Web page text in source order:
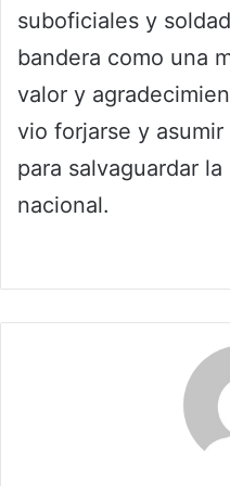
suboficiales y
bandera como una
valor y
vio forjarse y
para salvaguardar
nacional.